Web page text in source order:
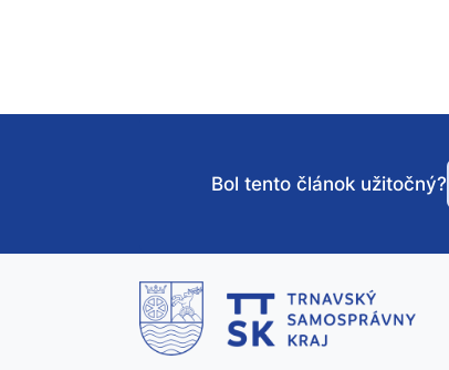
Bol tento článok užitočný?